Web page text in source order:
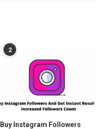
2
Buy Instagram Followers